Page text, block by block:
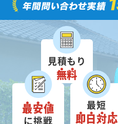
見積もり
無料
最安値
に挑戦
最短
即日対応